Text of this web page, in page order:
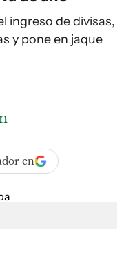
ingreso de divisas,
y pone en jaque
en